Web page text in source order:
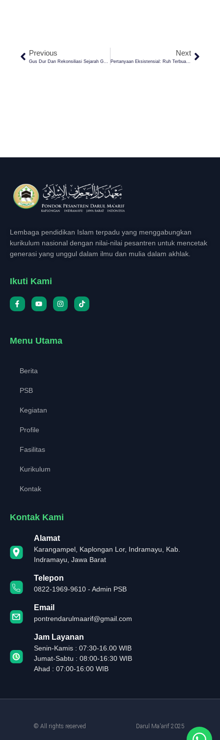
Previous
Gus Dur Dan Rekonsiliasi Sejarah G30S-PKI: Langkah Berani Menerobos Waktu
Next
Pertanyaan Eksistensial: Ruh Terbuat Dari Apa?
Lembaga pendidikan Islam terpadu yang menggabungkan
kurikulum nasional dengan nilai-nilai pesantren untuk mencetak
generasi yang unggul dalam ilmu dan mulia dalam akhlak.
Ikuti Kami
Menu Utama
Berita
PSB
Kegiatan
Profile
Fasilitas
Kurikulum
Kontak
Kontak Kami
Alamat
Karangampel, Kaplongan Lor, Indramayu, Kab.
Indramayu, Jawa Barat
Telepon
0822-1969-9610 - Admin PSB
Email
pontrendarulmaarif@gmail.com
Jam Layanan
Senin-Kamis : 07:30-16.00 WIB
Jumat-Sabtu : 08:00-16:30 WIB
Ahad : 07:00-16:00 WIB
© All rights reserved Darul Ma'arif 2025